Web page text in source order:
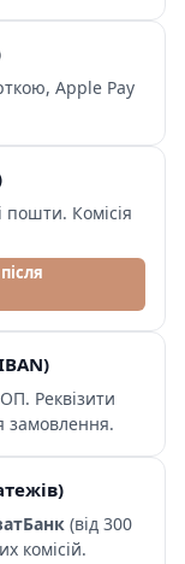
Apple Pay
пошти. Комісія
Реквізити
замовлення.
(від 300
комісій.